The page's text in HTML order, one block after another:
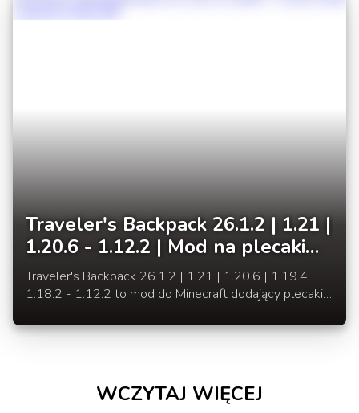
Traveler's Backpack 26.1.2 | 1.21 |
1.20.6 - 1.12.2 | Mod na plecaki
Minecraft
Traveler's Backpack 26.1.2 | 1.21 | 1.20.6 | 1.19.4 |
1.18.2 - 1.12.2 to mod do Minecraft dodający plecaki
Backpack.
WCZYTAJ WIĘCEJ